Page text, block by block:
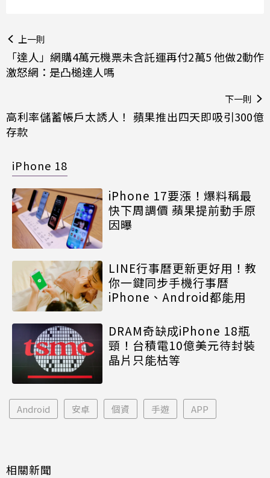
上一則
「達人」網購4萬元機票未含託運再付2萬5 他做2動作
激怒網：是凸槌達人嗎
下一則
高利率儲蓄帳戶太誘人！ 蘋果推出四天即吸引300億
存款
iPhone 18
iPhone 17要漲！爆料稱最
快下周調價 蘋果提前動手原
因曝
LINE行事曆更新更好用！教
你一鍵同步手機行事曆
iPhone、Android都能用
DRAM奇缺成iPhone 18瓶
頸！台積電10億美元待封裝
晶片只能枯等
Android 安卓 個資 手遊 APP
相關新聞